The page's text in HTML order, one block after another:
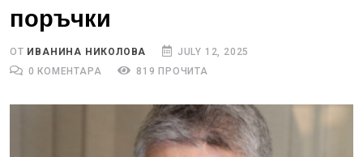
поръчки
ОТ ИВАНИНА НИКОЛОВА
JULY 12, 2025
0 КОМЕНТАРА
819 ПРОЧИТА